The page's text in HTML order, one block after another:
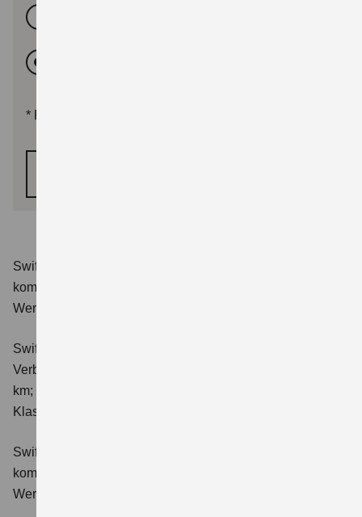
*
Swift 1.2 DUALJET HYBRID Club
kombinierter Energieverbrauch 4,4 l/100km; kombinierter
Wert der CO₂-Emission: 98 g/km; CO₂-Klasse: C.
Swift 1.2 DUALJET HYBRID ALLGRIP Club
Verbrauchswerte: kombinierter Energieverbrauch 4,9 l/100
km; kombinierter Wert der CO₂-Emission: 111 g/km; CO₂-
Klasse: C.
Swift 1.2 DUALJET HYBRID Comfort
kombinierter Energieverbrauch 4,4 l/100km; kombinierter
Wert der CO₂-Emission: 99 g/km; CO₂-Klasse: C.